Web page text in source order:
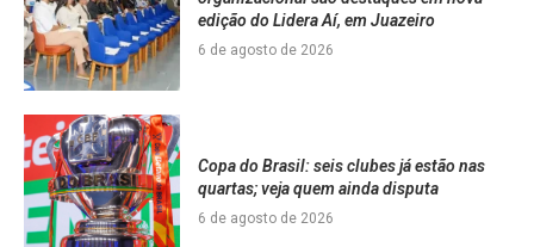
edição do Lidera Aí, em Juazeiro
6 de agosto de 2026
Copa do Brasil: seis clubes já estão nas
quartas; veja quem ainda disputa
6 de agosto de 2026